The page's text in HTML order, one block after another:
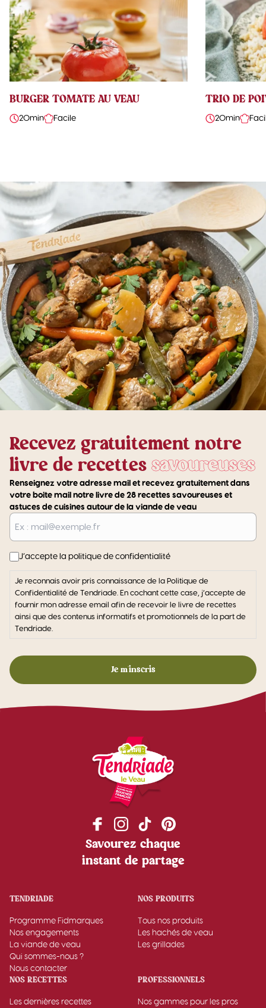
BURGER TOMATE AU VEAU
20min Facile
TRIO DE
20min
Recevez gratuitement notre
livre de recettessavoureuses
Renseignez votre adresse mail et recevez gratuitement dans
votre boite mail notre livre de 28 recettes savoureuses et
astuces de cuisines autour de la viande de veau
E-
mail
J’accepte la politique de confidentialité
Je reconnais avoir pris connaissance de la Politique de
Confidentialité de Tendriade. En cochant cette case, j’accepte de
fournir mon adresse email afin de recevoir le livre de recettes
ainsi que des contenus informatifs et promotionnels de la part de
Tendriade.
Savourez chaque
instant de partage
TENDRIADE
Programme Fidmarques
Nos engagements
La viande de veau
Qui sommes-nous ?
Nous contacter
NOS PRODUITS
Tous nos produits
Les hachés de veau
Les grillades
NOS RECETTES
Les dernières recettes
PROFESSIONNELS
Nos gammes pour les pros